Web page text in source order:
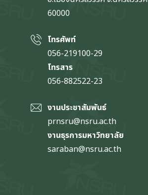
60000
โทรศัพท์
056-219100-29
โทรสาร
056-882522-23
งานประชาสัมพันธ์
prnsru@nsru.ac.th
งานธุรการมหาวิทยาลัย
saraban@nsru.ac.th